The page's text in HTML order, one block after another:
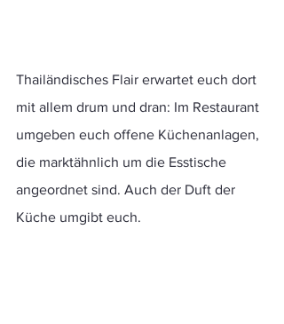
Thailändisches Flair erwartet euch dort
mit allem drum und dran: Im Restaurant
umgeben euch offene Küchenanlagen,
die marktähnlich um die Esstische
angeordnet sind. Auch der Duft der
Küche umgibt euch.